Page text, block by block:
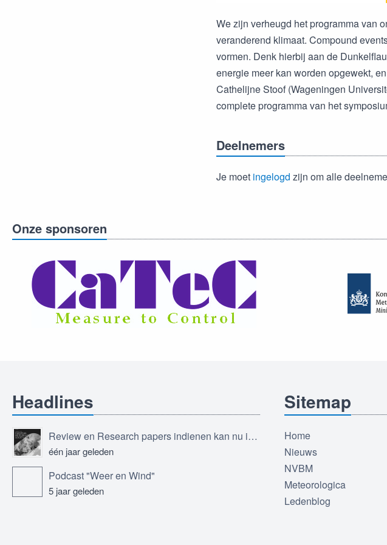
We zijn verheugd het programma van
veranderend klimaat. Compound
vormen. Denk hierbij aan de
energie meer kan worden opgewekt,
Cathelijne Stoof (Wageningen
complete programma van het
Deelnemers
Je moet ingelogd zijn om alle
Onze sponsoren
Headlines
Review en Research papers indienen kan nu in Journal of the European Meteorological Society
één jaar geleden
Podcast "Weer en Wind"
5 jaar geleden
Sitemap
Home
Nieuws
NVBM
Meteorologica
Ledenblog